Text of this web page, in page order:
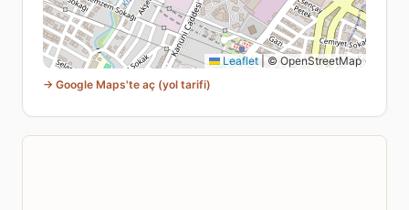
Leaflet
© OpenStreetMap
→ Google Maps'te aç (yol tarifi)